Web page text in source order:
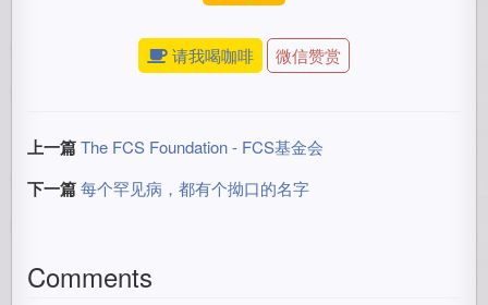
请我喝咖啡 微信赞赏
上一篇 The FCS Foundation - FCS基金会
下一篇 每个罕见病，都有个拗口的名字
Comments